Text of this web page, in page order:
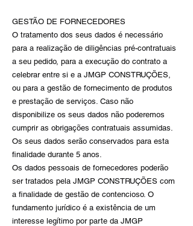
GESTÃO DE FORNECEDORES
O tratamento dos seus dados é necessário
para a realização de diligências pré-contratuais
a seu pedido, para a execução do contrato a
celebrar entre si e a JMGP CONSTRUÇÕES,
ou para a gestão de fornecimento de produtos
e prestação de serviços. Caso não
disponibilize os seus dados não poderemos
cumprir as obrigações contratuais assumidas.
Os seus dados serão conservados para esta
finalidade durante 5 anos.
Os dados pessoais de fornecedores poderão
ser tratados pela JMGP CONSTRUÇÕES com
a finalidade de gestão de contencioso. O
fundamento jurídico é a existência de um
interesse legítimo por parte da JMGP